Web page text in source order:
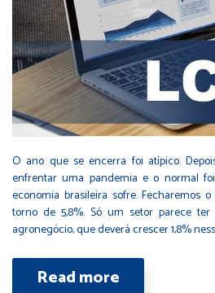
O ano que se encerra foi atípico.
enfrentar uma pandemia e o normal
economia brasileira sofre. Fecharemos
torno de 5,8%. Só um setor parece
agronegócio, que deverá crescer 1,8%
Read more